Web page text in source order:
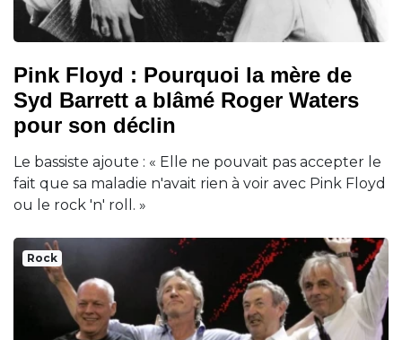
Pink Floyd : Pourquoi la mère de
Syd Barrett a blâmé Roger Waters
pour son déclin
Le bassiste ajoute : « Elle ne pouvait pas accepter le
fait que sa maladie n'avait rien à voir avec Pink Floyd
ou le rock 'n' roll. »
Rock